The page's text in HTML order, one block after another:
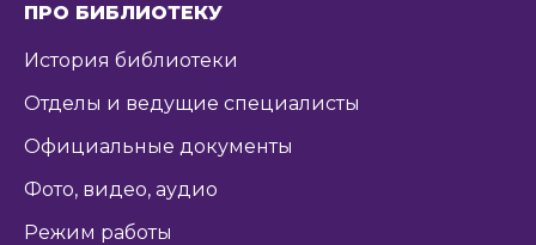
ПРО БИБЛИОТЕКУ
История библиотеки
Отделы и ведущие специалисты
Официальные документы
Фото, видео, аудио
Режим работы